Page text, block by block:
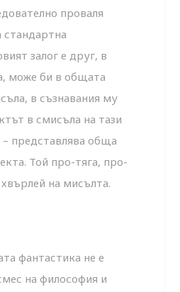
проваля
стандартна
залог е друг, в
може би в общата
в съзнавания му
в смисъла на тази
– представлява обща
Той про-тяга, про-
на мисълта.
фантастика не е
на философия и